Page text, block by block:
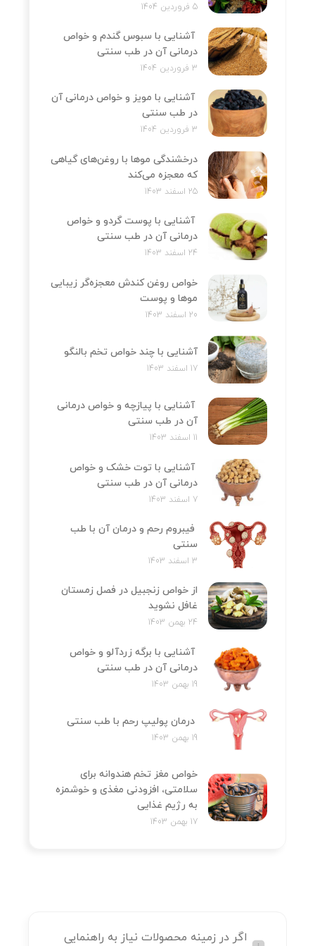
5 فروردین 1404
آشنایی با سبوس گندم و خواص
درمانی آن در طب سنتی
3 فروردین 1404
آشنایی با مویز و خواص درمانی آن
در طب سنتی
3 فروردین 1404
درخشندگی موها با روغن‌های گیاهی
که معجزه می‌کند
25 اسفند 1403
آشنایی با پوست گردو و خواص
درمانی آن در طب سنتی
24 اسفند 1403
خواص روغن کندش معجزه‌‌گر زیبایی
موها و پوست
20 اسفند 1403
آشنایی با چند خواص تخم بالنگو
17 اسفند 1403
آشنایی با پیازچه و خواص درمانی
آن در طب سنتی
11 اسفند 1403
آشنایی با توت خشک و خواص
درمانی آن در طب سنتی
7 اسفند 1403
فیبروم رحم و درمان آن با طب
سنتی
3 اسفند 1403
از خواص زنجبیل در فصل زمستان
غافل نشوید
24 بهمن 1403
آشنایی با برگه زردآلو و خواص
درمانی آن در طب سنتی
19 بهمن 1403
درمان پولیپ رحم با طب سنتی
19 بهمن 1403
خواص مغز تخم هندوانه برای
سلامتی، افزودنی مغذی و خوشمزه
به رژیم غذایی
17 بهمن 1403
اگر در زمینه محصولات نیاز به راهنمایی